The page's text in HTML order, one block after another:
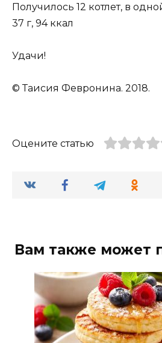
Получилось 12 котлет, в
37 г, 94 ккал
Удачи!
© Таисия Февронина. 2018.
Оцените статью
Вам также может